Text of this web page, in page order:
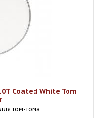
Coated White Tom
том-тома